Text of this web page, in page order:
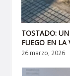
TOSTADO:
FUEGO EN LA
26 marzo, 2026